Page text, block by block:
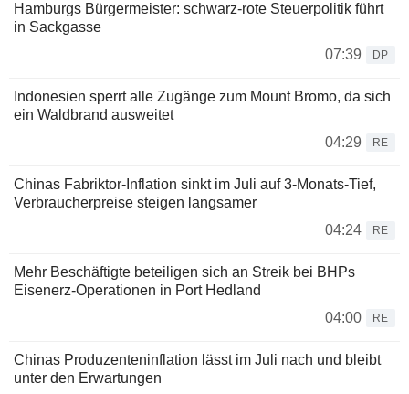
Hamburgs Bürgermeister: schwarz-rote Steuerpolitik führt
in Sackgasse
07:39
DP
Indonesien sperrt alle Zugänge zum Mount Bromo, da sich
ein Waldbrand ausweitet
04:29
RE
Chinas Fabriktor-Inflation sinkt im Juli auf 3-Monats-Tief,
Verbraucherpreise steigen langsamer
04:24
RE
Mehr Beschäftigte beteiligen sich an Streik bei BHPs
Eisenerz-Operationen in Port Hedland
04:00
RE
Chinas Produzenteninflation lässt im Juli nach und bleibt
unter den Erwartungen